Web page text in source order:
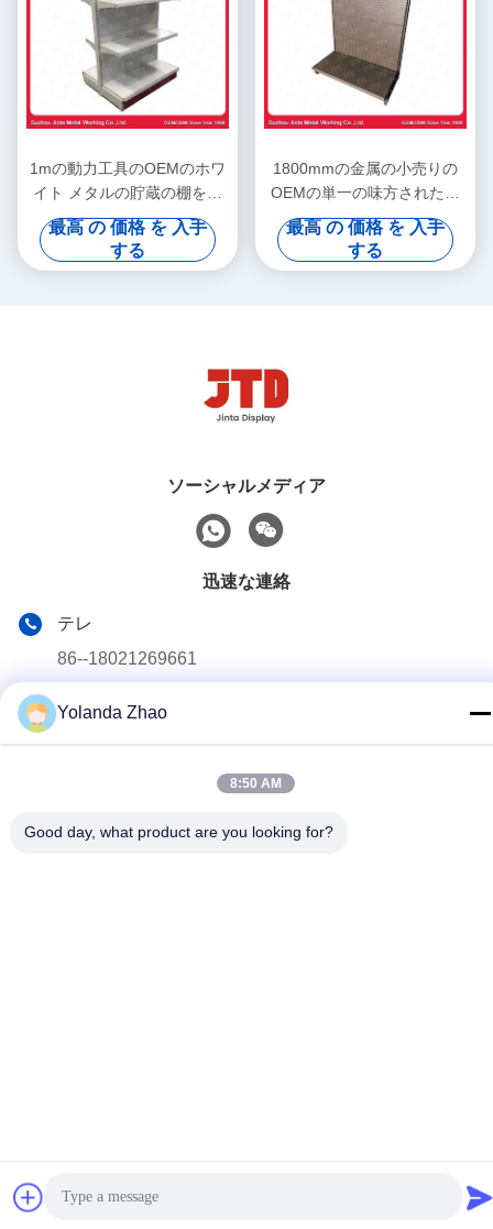
1mの動力工具のOEMのホワ
イト メタルの貯蔵の棚を陳
列だな
最高 の 価格 を 入手
する
1800mmの金属の小売りの
OEMの単一の味方されたス
ーパーマーケットの棚を陳列
だな
最高 の 価格 を 入手
する
ソーシャルメディア
迅速な連絡
テレ
86--18021269661
メール
江蘇省、中国
Yolanda Zhao
8:50 AM
Good day, what product are you looking for?